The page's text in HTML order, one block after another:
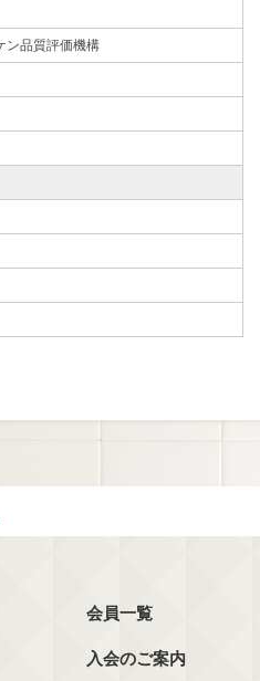
ン品質評価機構
会員一覧
入会のご案内